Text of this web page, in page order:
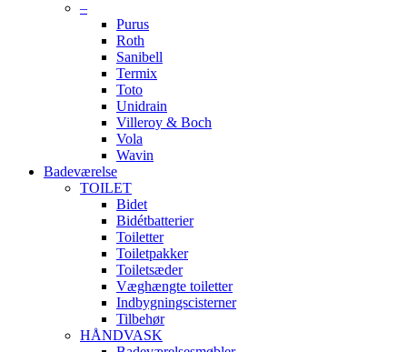
–
Purus
Roth
Sanibell
Termix
Toto
Unidrain
Villeroy & Boch
Vola
Wavin
Badeværelse
TOILET
Bidet
Bidétbatterier
Toiletter
Toiletpakker
Toiletsæder
Væghængte toiletter
Indbygningscisterner
Tilbehør
HÅNDVASK